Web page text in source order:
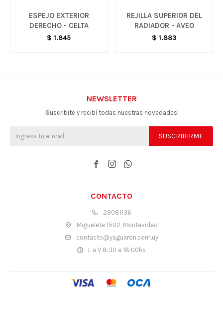
ESPEJO EXTERIOR
DERECHO - CELTA
$ 1.845
REJILLA SUPERIOR DEL
RADIADOR - AVEO
$ 1.883
CONTACTO
29081136
Miguelete 1502, Montevideo
contacto@yaguaron.com.uy
L a V 8:30 a 18:00hs
NEWSLETTER
¡Suscribite y recibí todas nuestras novedades!
SUSCRIBIRME
  